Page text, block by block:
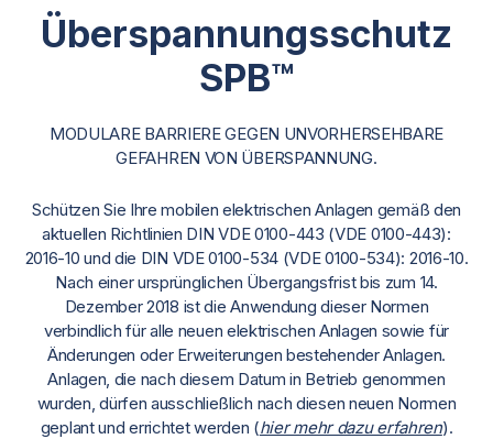
Überspannungsschutz
SPB™
MODULARE BARRIERE GEGEN UNVORHERSEHBARE
GEFAHREN VON ÜBERSPANNUNG.
Schützen Sie Ihre mobilen elektrischen Anlagen gemäß den
aktuellen Richtlinien DIN VDE 0100-443 (VDE 0100-443):
2016-10 und die DIN VDE 0100-534 (VDE 0100-534): 2016-10.
Nach einer ursprünglichen Übergangsfrist bis zum 14.
Dezember 2018 ist die Anwendung dieser Normen
verbindlich für alle neuen elektrischen Anlagen sowie für
Änderungen oder Erweiterungen bestehender Anlagen.
Anlagen, die nach diesem Datum in Betrieb genommen
wurden, dürfen ausschließlich nach diesen neuen Normen
geplant und errichtet werden (hier mehr dazu erfahren).